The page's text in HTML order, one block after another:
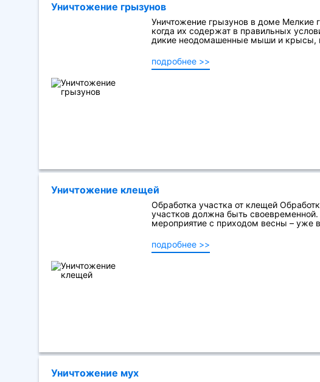
Уничтожение грызунов
Уничтожение грызунов в доме Мелкие
когда их содержат в правильных
дикие неодомашенные мыши и крысы,
подробнее >>
Уничтожение клещей
Обработка участка от клещей
участков должна быть
мероприятие с приходом весны – уже
подробнее >>
Уничтожение мух